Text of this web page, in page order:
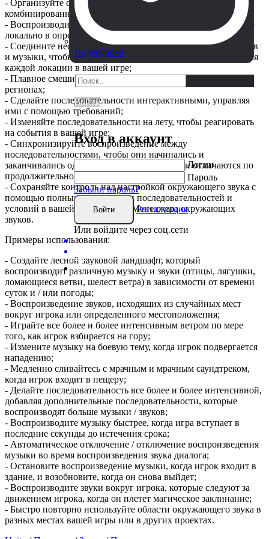
Видеоуроки
Войти
Вход в аккаунт
Логин
Пароль
Забыли пароль?
Войти
Регистрация
Или войдите через соц.сети
- Организуйте свои аудиоклипы в последовательности с
комбинированными настройками воспроизведения;
- Воспроизводите последовательности либо глобально, либо
локально в определенной области вашего игрового мира;
- Соедините несколько последовательностей фоновых шумов
и музыки, чтобы создать уникальный звуковой ландшафт для
каждой локации в вашей игре;
- Плавное смешивание звуковых ландшафтов в разных
регионах;
- Сделайте последовательности интерактивными, управляя
ими с помощью требований;
- Изменяйте последовательности на лету, чтобы реагировать
на события в вашей игре;
- Синхронизируйте воспроизведение между
последовательностями, чтобы они начинались и
заканчивались одновременно, даже если они отличаются по
продолжительности.;
- Сохраняйте контроль над настройкой окружающего звука с
помощью полных списков всех последовательностей и
условий в вашей сцене в окне Менеджера окружающих
звуков.
Примеры использования:
- Создайте лесной звуковой ландшафт, который
воспроизводит различную музыку и звуки (птицы, лягушки,
ломающиеся ветви, шелест ветра) в зависимости от времени
суток и / или погоды;
- Воспроизведение звуков, исходящих из случайных мест
вокруг игрока или определенного местоположения;
- Играйте все более и более интенсивным ветром по мере
того, как игрок взбирается на гору;
- Измените музыку на боевую тему, когда игрок подвергается
нападению;
- Медленно сливайтесь с мрачным и мрачным саундтреком,
когда игрок входит в пещеру;
- Делайте последовательность все более и более интенсивной,
добавляя дополнительные последовательности, которые
воспроизводят больше музыки / звуков;
- Воспроизводите музыку быстрее, когда игра вступает в
последние секунды до истечения срока;
- Автоматическое отключение / отключение воспроизведения
музыки во время воспроизведения звука диалога;
- Остановите воспроизведение музыки, когда игрок входит в
здание, и возобновите, когда он снова выйдет;
- Воспроизводите звуки вокруг игрока, которые следуют за
движением игрока, когда он плетет магическое заклинание;
- Быстро повторно используйте области окружающего звука в
разных местах вашей игры или в других проектах.